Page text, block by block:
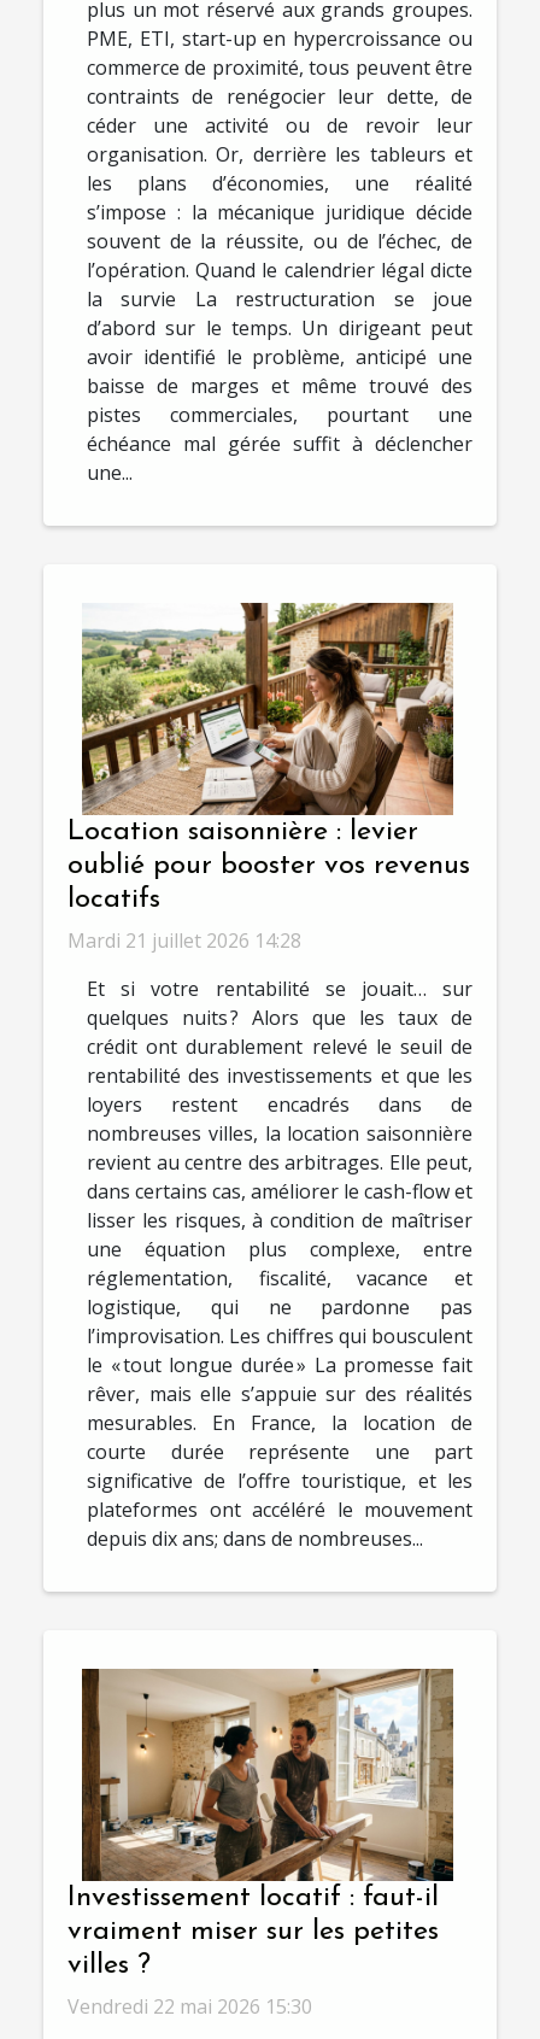
plus un mot réservé aux grands groupes.
PME, ETI, start-up en hypercroissance ou
commerce de proximité, tous peuvent être
contraints de renégocier leur dette, de
céder une activité ou de revoir leur
organisation. Or, derrière les tableurs et
les plans d’économies, une réalité
s’impose : la mécanique juridique décide
souvent de la réussite, ou de l’échec, de
l’opération. Quand le calendrier légal dicte
la survie La restructuration se joue
d’abord sur le temps. Un dirigeant peut
avoir identifié le problème, anticipé une
baisse de marges et même trouvé des
pistes commerciales, pourtant une
échéance mal gérée suffit à déclencher
une...
Location saisonnière : levier
oublié pour booster vos revenus
locatifs
Mardi 21 juillet 2026 14:28
Et si votre rentabilité se jouait… sur
quelques nuits ? Alors que les taux de
crédit ont durablement relevé le seuil de
rentabilité des investissements et que les
loyers restent encadrés dans de
nombreuses villes, la location saisonnière
revient au centre des arbitrages. Elle peut,
dans certains cas, améliorer le cash-flow et
lisser les risques, à condition de maîtriser
une équation plus complexe, entre
réglementation, fiscalité, vacance et
logistique, qui ne pardonne pas
l’improvisation. Les chiffres qui bousculent
le « tout longue durée » La promesse fait
rêver, mais elle s’appuie sur des réalités
mesurables. En France, la location de
courte durée représente une part
significative de l’offre touristique, et les
plateformes ont accéléré le mouvement
depuis dix ans; dans de nombreuses...
Investissement locatif : faut-il
vraiment miser sur les petites
villes ?
Vendredi 22 mai 2026 15:30